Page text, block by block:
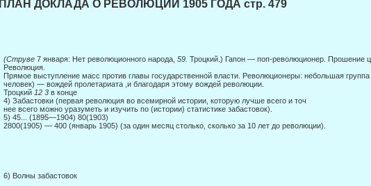
ПЛАН ДОКЛАДА О РЕВОЛЮЦИИ 1905 ГОДА стр. 479
(Струве 7 января: Нет революционного народа, 59. Троцкий.) Гапон — поп-революционер. Прошение
Революция.
Прямое выступление масс против главы государственной власти. Революционеры: небольшая группа
человек) — вождей пролетариата ,и благодаря этому вождей революции.
Троцкий 12 3 в конце
4) Забастовки (первая революция во всемирной истории, которую лучше всего и точ­
нее всего можно уразуметь и изучить по (истории) статистике забастовок).
5) 45... (1895—1904) 80(1903)
2800(1905) — 400 (январь 1905) (за один месяц столько, сколько за 10 лет до революции).
6) Волны забастовок